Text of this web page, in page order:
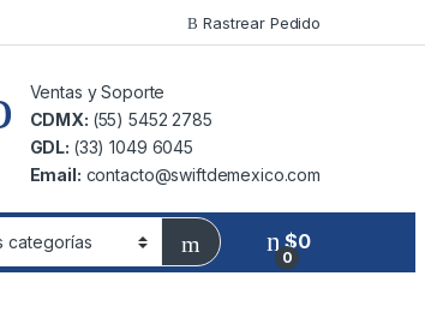
Rastrear Pedido
Ventas y Soporte
CDMX: (55) 5452 2785
GDL: (33) 1049 6045
Email: contacto@swiftdemexico.com
0
$0